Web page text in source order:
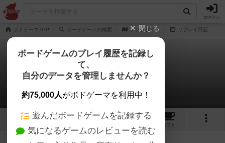
ログイン
ボドゲーマTOP ボードゲームの検索 ノゾクダイス リプレイ日記
ノゾクダイス
0件のリプレイ日記
5
カフェ
閉じる
ボードゲームのプレイ履歴を記録し
て、
自分のデータを管理しませんか？
約75,000人がボドゲーマを利用中！
遊んだボードゲームを記録する
気になるゲームのレビューを読む